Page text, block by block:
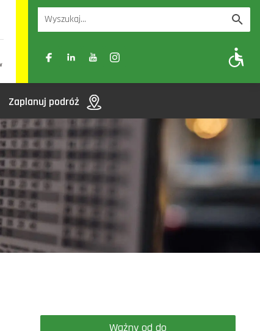
A- A A+
Zaplanuj podróż
Ważny od do